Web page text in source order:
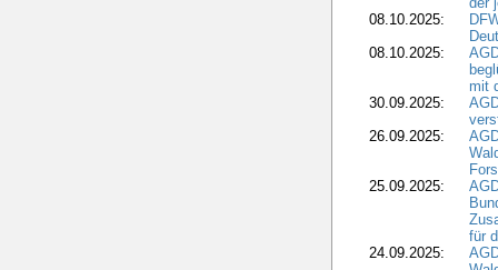
08.10.2025:
08.10.2025:
mit
30.09.2025:
26.09.2025:
25.09.2025:
für
24.09.2025: